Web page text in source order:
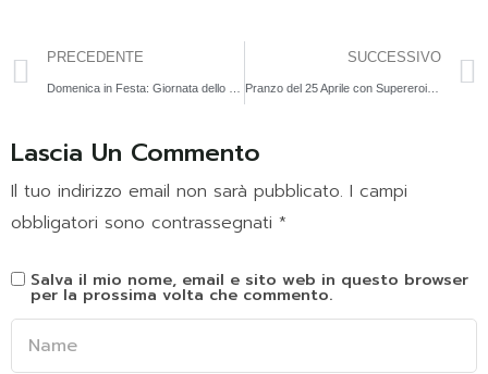
PRECEDENTE SUCCESSIVO
Pranzo del 25 Aprile con Supereroi e Principesse
Lascia Un Commento
Il tuo indirizzo email non sarà pubblicato. I campi
obbligatori sono contrassegnati *
Salva il mio nome, email e sito web in questo browser
per la prossima volta che commento.